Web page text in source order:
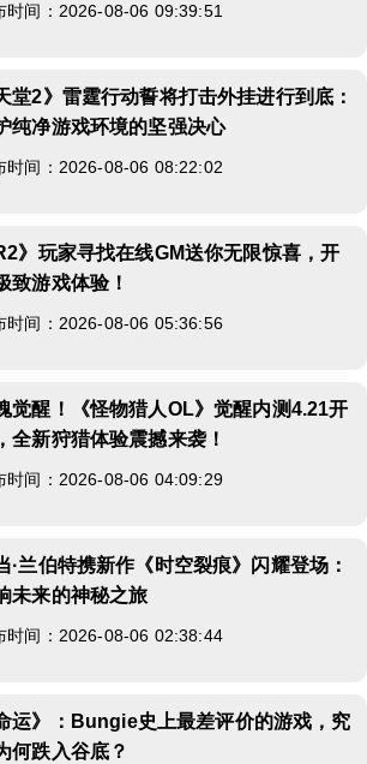
时间：2026-08-06 09:39:51
堂2》雷霆行动誓将打击外挂进行到底：
纯净游戏环境的坚强决心
时间：2026-08-06 08:22:02
》玩家寻找在线GM送你无限惊喜，开
致游戏体验！
时间：2026-08-06 05:36:56
觉醒！《怪物猎人OL》觉醒内测4.21开
全新狩猎体验震撼来袭！
时间：2026-08-06 04:09:29
·兰伯特携新作《时空裂痕》闪耀登场：
未来的神秘之旅
时间：2026-08-06 02:38:44
运》：Bungie史上最差评价的游戏，究
何跌入谷底？